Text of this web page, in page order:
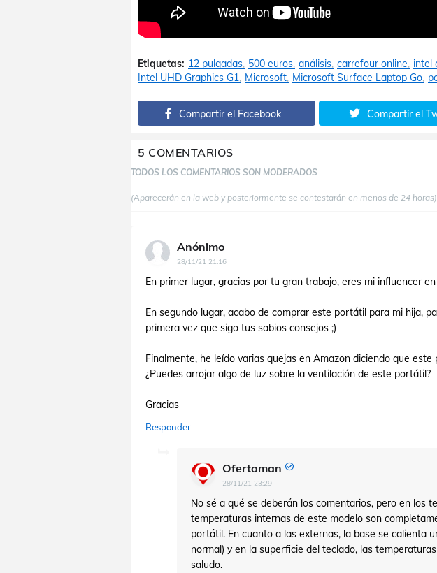
Etiquetas: 12 pulgadas 500 euros análisis carrefour online intel
Intel UHD Graphics G1 Microsoft Microsoft Surface Laptop Go
Compartir el Facebook Compartir el
5 COMENTARIOS
TODOS LOS COMENTARIOS SON MODERADOS
(Aparecerán en la web y posteriormente se contestarán en menos de 24 horas)
Anónimo
28/11/21 21:16
En primer lugar, gracias por tu gran trabajo, eres mi influencer
En segundo lugar, acabo de comprar este portátil para mi hija,
primera vez que sigo tus sabios consejos ;)
Finalmente, he leído varias quejas en Amazon diciendo que
¿Puedes arrojar algo de luz sobre la ventilación de este portátil?
Gracias
Responder
Ofertaman
28/11/21 23:29
No sé a qué se deberán los comentarios, pero en los
temperaturas internas de este modelo son
portátil. En cuanto a las externas, la base se calienta
normal) y en la superficie del teclado, las
saludo.